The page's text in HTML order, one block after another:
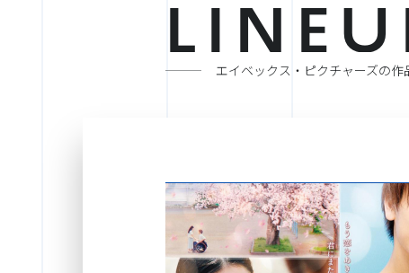
N E
エイベックス・ピクチャーズの